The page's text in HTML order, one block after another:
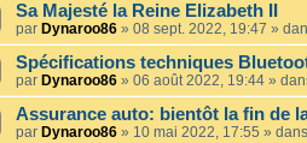
Sa Majesté la Reine Elizabeth II
par Dynaroo86 » 08 sept. 2022, 19:47 »
Spécifications techniques
par Dynaroo86 » 06 août 2022, 19:44 »
Assurance auto: bientôt la fin de
par Dynaroo86 » 10 mai 2022, 17:55 » dans